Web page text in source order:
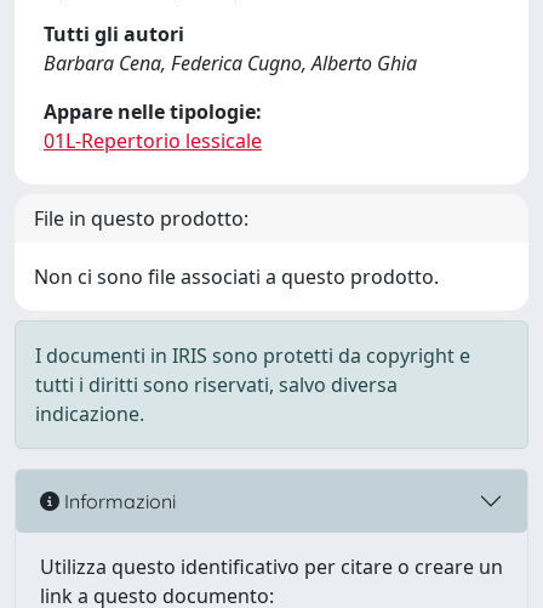
Tutti gli autori
Barbara Cena, Federica Cugno, Alberto Ghia
Appare nelle tipologie:
01L-Repertorio lessicale
File in questo prodotto:
Non ci sono file associati a questo prodotto.
I documenti in IRIS sono protetti da copyright e
tutti i diritti sono riservati, salvo diversa
indicazione.
Informazioni
Utilizza questo identificativo per citare o creare un
link a questo documento: